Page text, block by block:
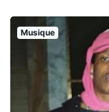
Musique